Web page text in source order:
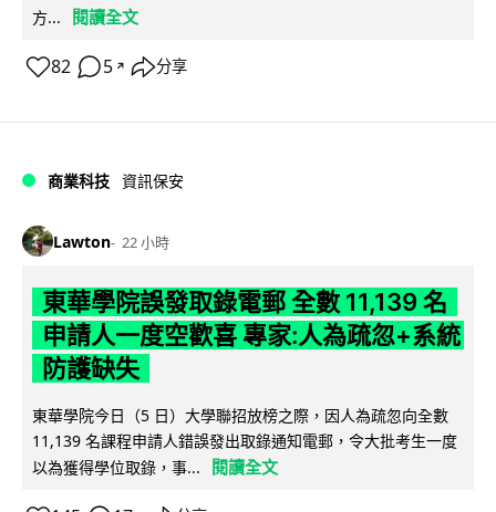
方...
閱讀全文
82 5 ↗ 分享
商業科技 資訊保安
Lawton 22 小時
東華學院誤發取錄電郵 全數 11,139 名
申請人一度空歡喜 專家:人為疏忽+系統
防護缺失
東華學院今日（5 日）大學聯招放榜之際，因人為疏忽向全數
11,139 名課程申請人錯誤發出取錄通知電郵，令大批考生一度
以為獲得學位取錄，事...
閱讀全文